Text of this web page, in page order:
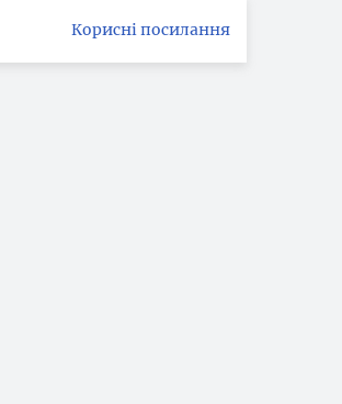
Корисні посилання